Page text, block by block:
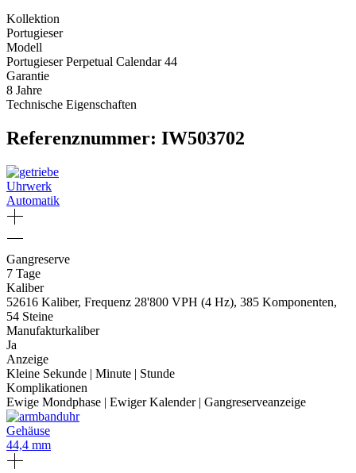
Kollektion
Portugieser
Modell
Portugieser Perpetual Calendar 44
Garantie
8 Jahre
Technische Eigenschaften
Referenznummer: IW503702
Uhrwerk
Automatik
Gangreserve
7 Tage
Kaliber
52616 Kaliber, Frequenz 28'800 VPH (4 Hz), 385 Komponenten,
54 Steine
Manufakturkaliber
Ja
Anzeige
Kleine Sekunde | Minute | Stunde
Komplikationen
Ewige Mondphase | Ewiger Kalender | Gangreserveanzeige
Gehäuse
44,4 mm